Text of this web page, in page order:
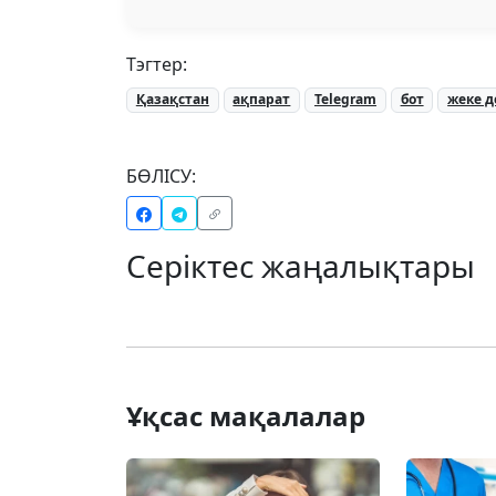
Тэгтер:
Қазақстан ақпарат Telegram бот жеке
БӨЛІСУ:
Серіктес жаңалықтары
Ұқсас мақалалар